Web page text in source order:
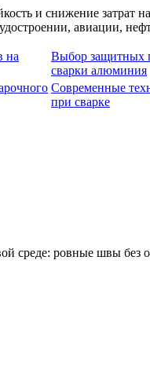
и снижение затрат
авиации,
на
Выбор защитных
сварки алюминия
Современные
при сварке